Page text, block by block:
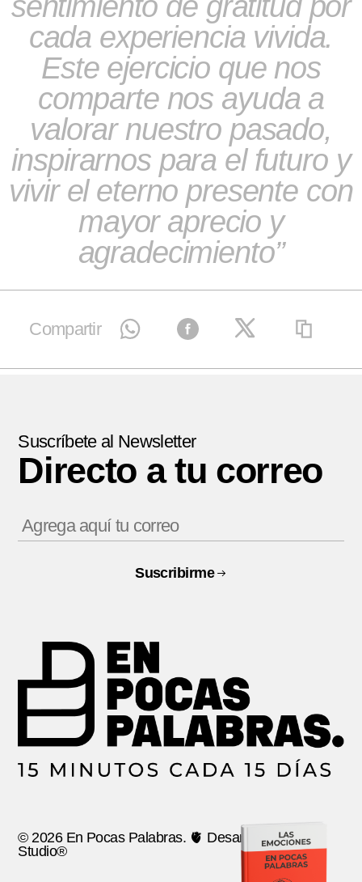
cada experiencia vivida.
Este ejercicio que nos
comparte nos ayuda a
valorar nuestro pasado,
inspirarnos para el futuro y
vivir el eterno presente con
mayor aprecio y
agradecimiento
Compartir
© 2026 En Pocas Palabras. 🫀 Desarrollo:Ancla
Studio®
Suscríbete al Newsletter
Directo a tu correo
Suscribirme